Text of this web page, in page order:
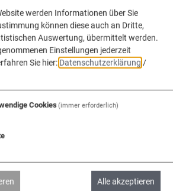
sind die
werden Informationen über Sie
können diese auch an Dritte,
Auswertung, übermittelt werden.
Einstellungen jederzeit
Sie hier:Datenschutzerklärung /
Cookies(immer erforderlich)
Alle akzeptieren